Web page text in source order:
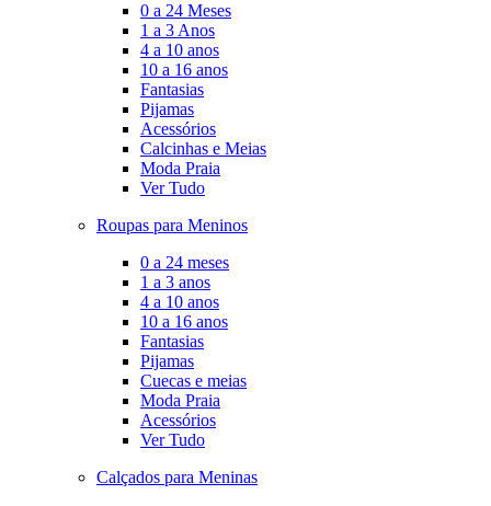
0 a 24 Meses
1 a 3 Anos
4 a 10 anos
10 a 16 anos
Fantasias
Pijamas
Acessórios
Calcinhas e Meias
Moda Praia
Ver Tudo
Roupas para Meninos
0 a 24 meses
1 a 3 anos
4 a 10 anos
10 a 16 anos
Fantasias
Pijamas
Cuecas e meias
Moda Praia
Acessórios
Ver Tudo
Calçados para Meninas